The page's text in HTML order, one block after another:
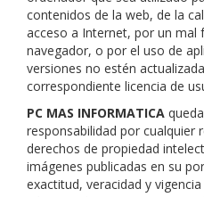
contenidos de la web, de la
acceso a Internet, por un mal
navegador, o por el uso de
versiones no estén
correspondiente licencia de
PC MAS INFORMATICA
responsabilidad por cualquier
derechos de propiedad
imágenes publicadas en su
exactitud, veracidad y